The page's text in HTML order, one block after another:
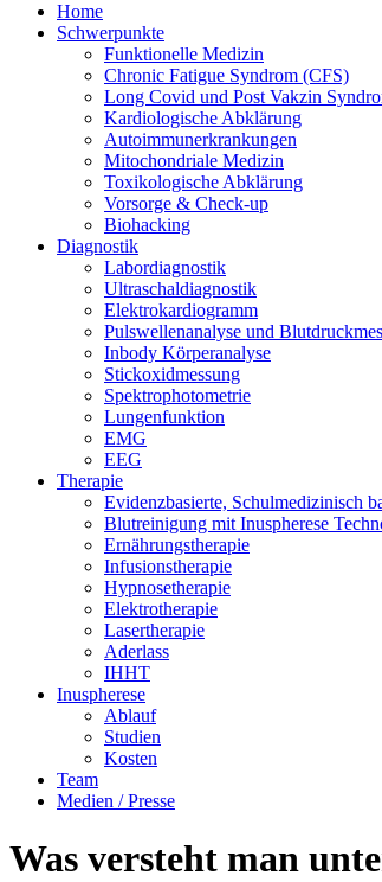
Home
Schwer­punk­te
Funk­tio­nel­le Medizin
Chro­nic Fati­gue Syn­drom (CFS)
Long Covid und Post Vak­zin
Kar­dio­lo­gi­sche Abklärung
Auto­im­mun­erkran­kun­gen
Mito­chon­dria­le Medizin
Toxi­ko­lo­gi­sche Abklärung
Vor­sor­ge & Check-up
Bio­hack­ing
Dia­gnos­tik
Labor­dia­gnos­tik
Ultra­schal­dia­gnos­tik
Elek­tro­kar­dio­gramm
Puls­wel­len­ana­ly­se und
Inbo­dy Körperanalyse
Stick­oxid­mes­sung
Spek­tro­pho­to­me­trie
Lun­gen­funk­ti­on
EMG
EEG
The­ra­pie
Evi­denz­ba­sier­te, Schul­me­di­zi­nisch
Blut­rei­ni­gung mit Inu­s­phe­re­se
Ernäh­rungs­the­ra­pie
Infu­si­ons­the­ra­pie
Hyp­no­se­the­ra­pie
Elek­tro­the­ra­pie
Laser­the­ra­pie
Ader­lass
IHHT
Inu­s­phe­re­se
Ablauf
Stu­di­en
Kos­ten
Team
Medi­en / Presse
Was ver­steht man